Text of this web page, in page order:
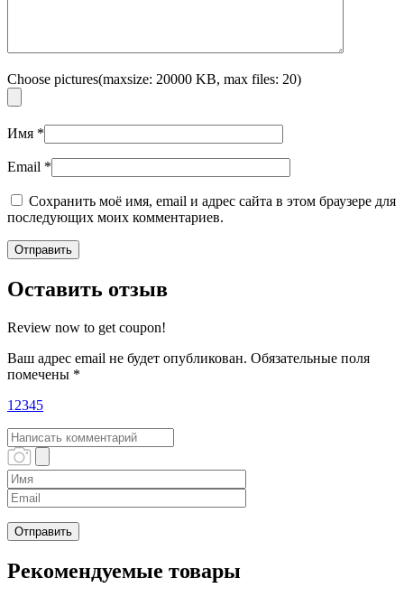
Choose pictures(maxsize: 20000 KB, max files: 20)
Имя *
Email *
Сохранить моё имя, email и адрес сайта в этом браузере для
последующих моих комментариев.
Оставить отзыв
Review now to get coupon!
Ваш адрес email не будет опубликован. Обязательные поля
помечены *
1 2345
Рекомендуемые товары